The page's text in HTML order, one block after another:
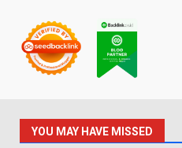
YOU MAY HAVE MISSED